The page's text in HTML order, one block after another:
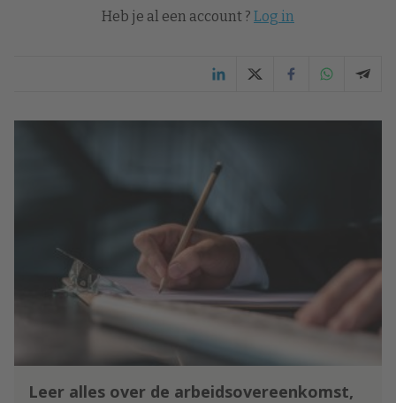
Heb je al een account ? Log in
Leer alles over de arbeidsovereenkomst,